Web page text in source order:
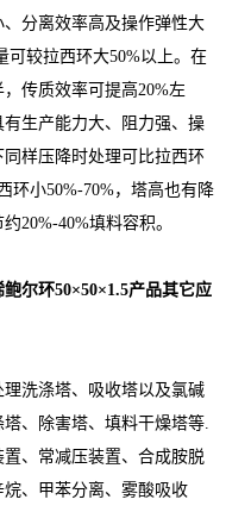
分离效率高及操作弹性大
可较拉西环大50%以上。在
传质效率可提高20%左
生产能力大、阻力强、操
样压降时处理可比拉西环
环小50%-70%，塔高也有降
20%-40%填料容积。
尔环50×50×1.5产品其它应
洗涤塔、吸收塔以及氯碱
、除害塔、填料干燥塔等.
、常减压装置、合成胺脱
、甲苯分离、雾酸吸收